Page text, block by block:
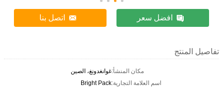
افضل سعر اتصل بنا
تفاصيل المنتج
مكان المنشأ:غوانغدونغ، الصين
اسم العلامة التجارية:Bright Pack